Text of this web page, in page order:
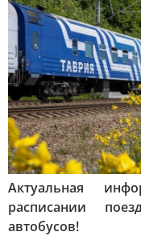
Актуальная
расписании
автобусов!